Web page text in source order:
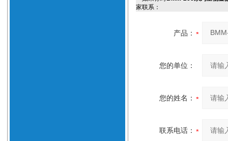
家联系：
产品：
您的单位：
您的姓名：
联系电话：